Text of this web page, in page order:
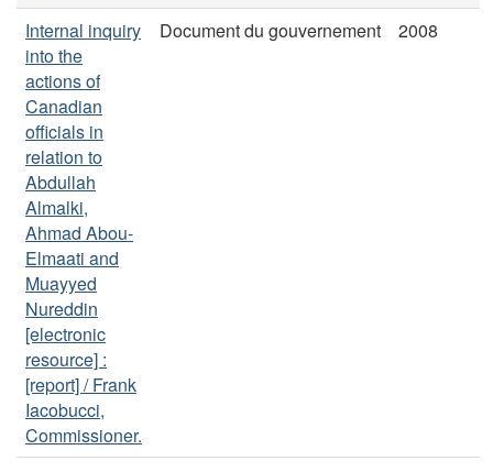
Internal inquiry
into the
actions of
Canadian
officials in
relation to
Abdullah
Almalki,
Ahmad Abou-
Elmaati and
Muayyed
Nureddin
[electronic
resource] :
[report] / Frank
Iacobucci,
Commissioner.
Document du gouvernement 2008